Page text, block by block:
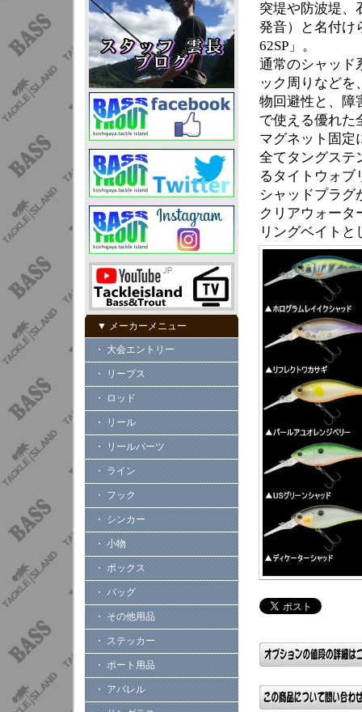
▼ メーカーメニュー
・ 大会エントリー
・ リープス
・ ロッド
・ リール
・ リールパーツ
・ ライン
・ フック
・ シンカー
・ 小物
・ ボックス
・ バッグ
・ その他用品
・ ステッカー
・ ボート用品
・ アパレル
突堤や防波堤、
発音）と名付け
62SP」。
通常のシャッド
ック周りなど
物回避性と、障
で使える優れた
マグネット固定
全てタングステ
るタイトウォブ
シャッドプラグ
クリアウォータ
リングベイトと